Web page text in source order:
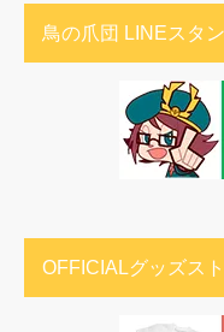
鳥の爪団 LINEスタ
OFFICIALグッズス